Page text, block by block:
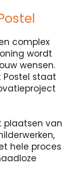
complex
wordt
wensen.
Postel staat
plaatsen van
hele proces